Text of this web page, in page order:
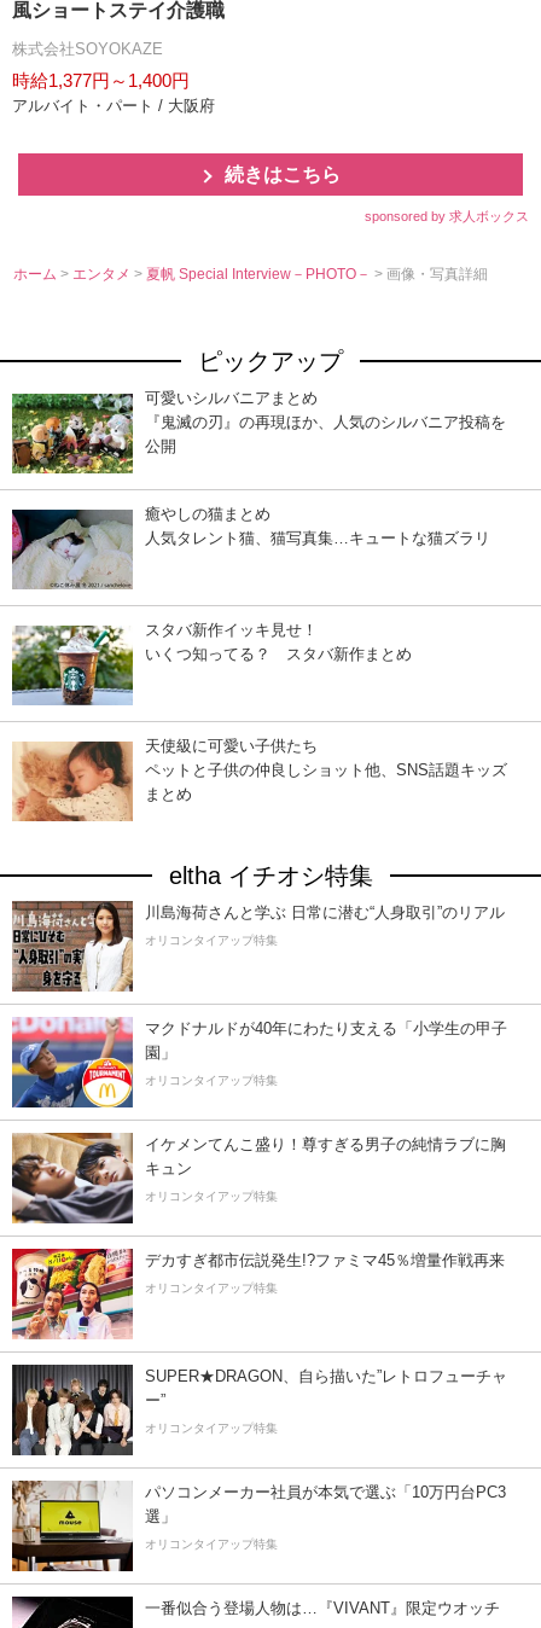
風ショートステイ介護職
株式会社SOYOKAZE
時給1,377円～1,400円
アルバイト・パート / 大阪府
続きはこちら
sponsored by 求人ボックス
ホーム > エンタメ> 夏帆 Special Interview－PHOTO－> 画像・写真詳細
ピックアップ
可愛いシルバニアまとめ
『鬼滅の刃』の再現ほか、人気のシルバニア投稿を
公開
癒やしの猫まとめ
人気タレント猫、猫写真集…キュートな猫ズラリ
スタバ新作イッキ見せ！
いくつ知ってる？ スタバ新作まとめ
天使級に可愛い子供たち
ペットと子供の仲良しショット他、SNS話題キッズ
まとめ
eltha イチオシ特集
川島海荷さんと学ぶ 日常に潜む“人身取引”のリアル
オリコンタイアップ特集
マクドナルドが40年にわたり支える「小学生の甲子
園」
オリコンタイアップ特集
イケメンてんこ盛り！尊すぎる男子の純情ラブに胸
キュン
オリコンタイアップ特集
デカすぎ都市伝説発生!?ファミマ45％増量作戦再来
オリコンタイアップ特集
SUPER★DRAGON、自ら描いた”レトロフューチャ
ー”
オリコンタイアップ特集
パソコンメーカー社員が本気で選ぶ「10万円台PC3
選」
オリコンタイアップ特集
一番似合う登場人物は…『VIVANT』限定ウオッチ